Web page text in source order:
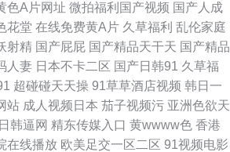
看污网站 AV福利网 东京热大乱w姦 狠狠干狠日 另
成人超碰 日韩欧美wwww 午夜成人福利社 91色伦
逼 超碰夜夜肏 国产视频在线观看 久草福利在线观
短片 影音先锋人妻 97人妻网 国产aa麻豆 狠狠撸
色A片网址 微拍福利国产视频 国产人成
花堂 在线免费黄A片 久草福利 乱伦家庭
射精 国产屁屁 国产精品天干天 国产精品
人妻 日本不卡二区 国产日韩91 久草福
超碰碰天天操 91草草酒店视频 韩日一
站 成人视频日本 茄子视频污 亚洲色欲天
日韩逼网 精东传媒入口 黄wwww色 香港
在线播放 欧美足交一区二区 91视频电影